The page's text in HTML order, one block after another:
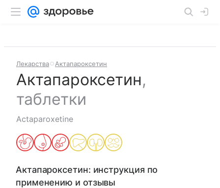
Лекарства Актапароксетин
Актапароксетин,
таблетки
Actaparoxetine
Актапароксетин: инструкция по
применению и отзывы